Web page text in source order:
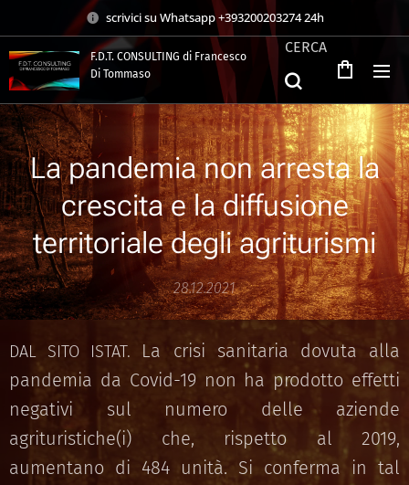
scrivici su Whatsapp +393200203274 24h
F.D.T. CONSULTING di Francesco
Di Tommaso
CERCA
La pandemia non arresta la
crescita e la diffusione
territoriale degli agriturismi
28.12.2021
DAL SITO ISTAT. La crisi sanitaria dovuta alla
pandemia da Covid-19 non ha prodotto effetti
negativi sul numero delle aziende
agrituristiche(i) che, rispetto al 2019,
aumentano di 484 unità. Si conferma in tal